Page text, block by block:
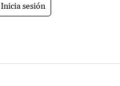
Inicia sesión